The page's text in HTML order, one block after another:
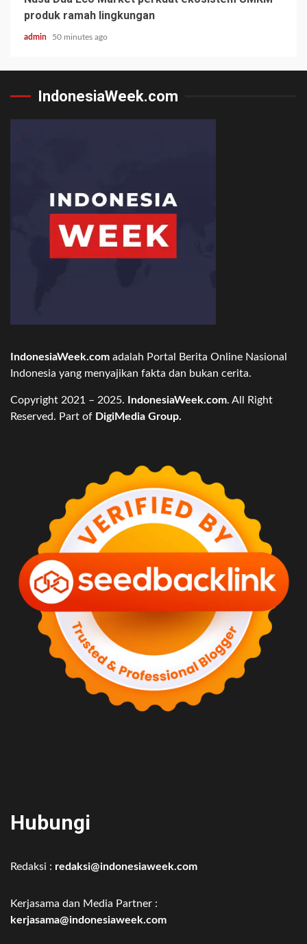
produk ramah lingkungan
admin 50 minutes ago
IndonesiaWeek.com
IndonesiaWeek.com adalah Portal Berita Online Nasional
Indonesia yang menyajikan fakta dan bukan cerita.
Copyright 2021 – 2025. IndonesiaWeek.com. All Right
Reserved. Part of DigiMedia Group.
Hubungi
Redaksi : redaksi@indonesiaweek.com
Kerjasama dan Media Partner :
kerjasama@indonesiaweek.com